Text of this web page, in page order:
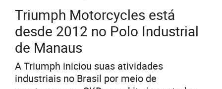
Triumph Motorcycles está
desde 2012 no Polo Industrial
de Manaus
A Triumph iniciou suas atividades
industriais no Brasil por meio de